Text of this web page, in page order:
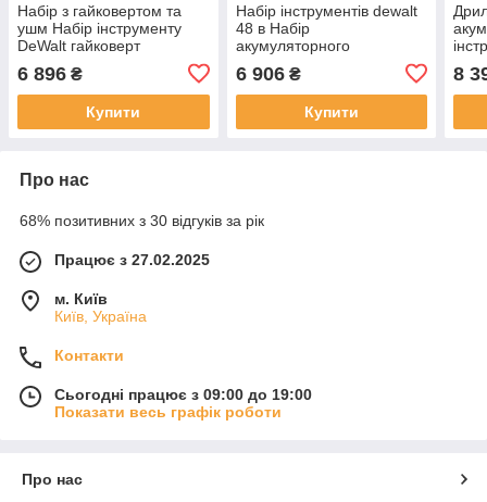
Набір з гайковертом та
ушм Набір інструменту
DeWalt гайковерт
DCG405P2 48 В з двома
АКБ 6 А·год і зарядним
6 896 ₴
Купити
Набір інструментів dewalt
48 в Набір
акумуляторного
інструменту DeWalt 48 В з
УШМ DCG405P2,
гайковертом DCF922D2T і
двома АКБ 6
6 906₴
Купити
8
Про нас
68% позитивних з 30 відгуків за рік
Працює з 27.02.2025
м. Київ
Київ, Україна
Контакти
Сьогодні працює з 09:00 до 19:00
Показати весь графік роботи
Про нас